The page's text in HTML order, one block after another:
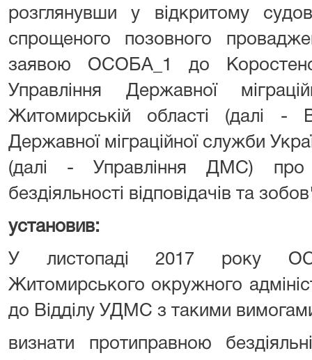
розглянувши у відкритому
спрощеного позовного
заявою ОСОБА_1 до
Управління Державної
Житомирській області (далі -
Державної міграційної служби
(далі - Управління ДМС) про
бездіяльності відповідачів та
установив:
У листопаді 2017 року
Житомирського окружного
до Відділу УДМС з такими
визнати протиправною